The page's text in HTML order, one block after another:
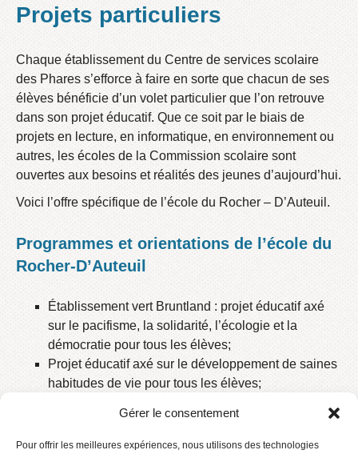
Gérer le consentement
Pour offrir les meilleures expériences, nous utilisons des technologies
Projets particuliers
Chaque établissement du Centre de services scolaire
des Phares s’efforce à faire en sorte que chacun de ses
élèves bénéficie d’un volet particulier que l’on retrouve
dans son projet éducatif. Que ce soit par le biais de
projets en lecture, en informatique, en environnement ou
autres, les écoles de la Commission scolaire sont
ouvertes aux besoins et réalités des jeunes d’aujourd’hui.
Voici l’offre spécifique de l’école du Rocher – D’Auteuil.
Programmes et orientations de l’école du
Rocher-D’Auteuil
Établissement vert Bruntland : projet éducatif axé
sur le pacifisme, la solidarité, l’écologie et la
démocratie pour tous les élèves;
Projet éducatif axé sur le développement de saines
habitudes de vie pour tous les élèves;
« Cap sur la prévention » : projet qui vise à prévenir